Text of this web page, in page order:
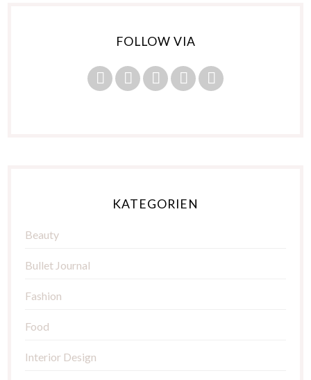
FOLLOW VIA
KATEGORIEN
Beauty
Bullet Journal
Fashion
Food
Interior Design